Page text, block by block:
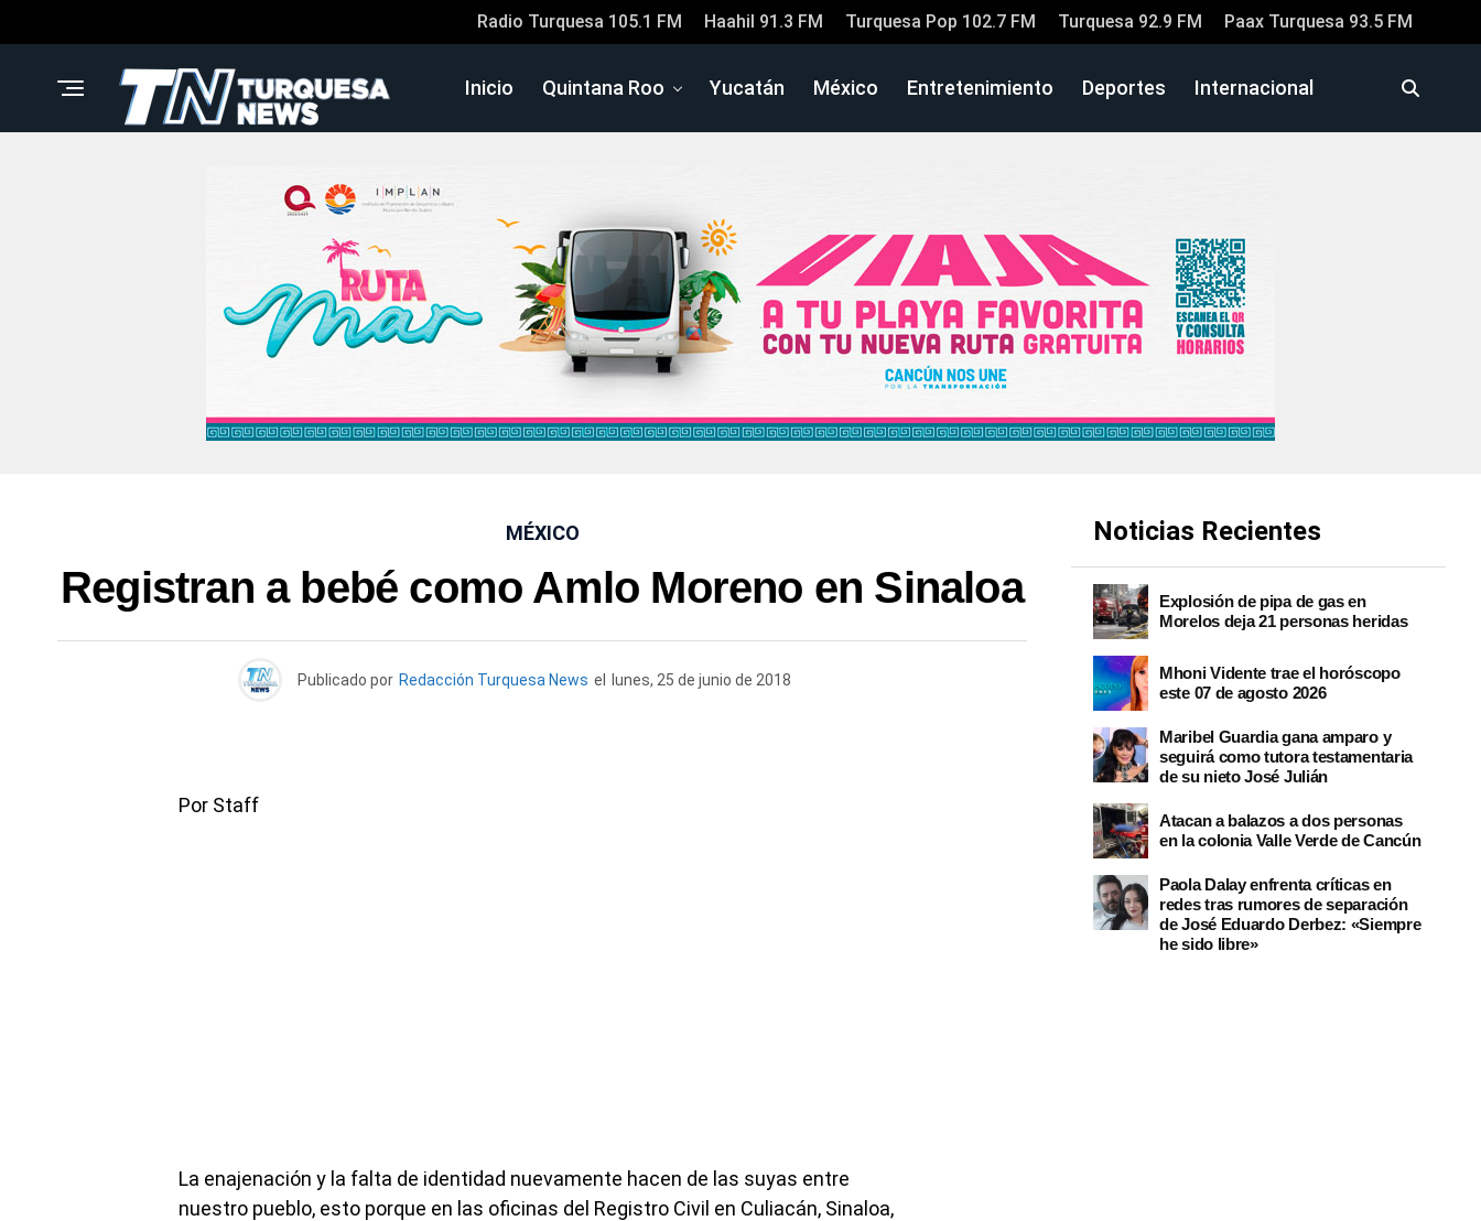
Radio Turquesa 105.1 FM Haahil 91.3 FM Turquesa Pop 102.7 FM Turquesa 92.9 FM Paax Turquesa 93.5 FM
Inicio Quintana Roo Yucatán México Entretenimiento Deportes Internacional
MÉXICO
Registran a bebé como Amlo Moreno en Sinaloa
Publicado por Redacción Turquesa News el lunes, 25 de junio de 2018
Por Staff
La enajenación y la falta de identidad nuevamente hacen de las suyas entre
nuestro pueblo, esto porque en las oficinas del Registro Civil en Culiacán, Sinaloa,
Noticias Recientes
Explosión de pipa de gas en
Morelos deja 21 personas heridas
Mhoni Vidente trae el horóscopo
este 07 de agosto 2026
Maribel Guardia gana amparo y
seguirá como tutora testamentaria
de su nieto José Julián
Atacan a balazos a dos personas
en la colonia Valle Verde de Cancún
Paola Dalay enfrenta críticas en
redes tras rumores de separación
de José Eduardo Derbez: «Siempre
he sido libre»